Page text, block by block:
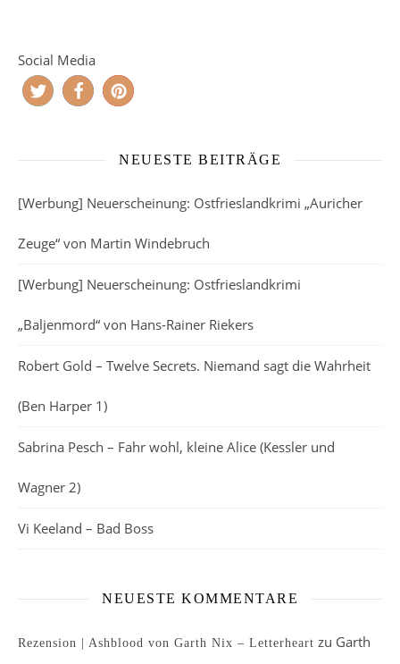
Social Media
NEUESTE BEITRÄGE
[Werbung] Neuerscheinung: Ostfrieslandkrimi „Auricher
Zeuge“ von Martin Windebruch
[Werbung] Neuerscheinung: Ostfrieslandkrimi
„Baljenmord“ von Hans-Rainer Riekers
Robert Gold – Twelve Secrets. Niemand sagt die Wahrheit
(Ben Harper 1)
Sabrina Pesch – Fahr wohl, kleine Alice (Kessler und
Wagner 2)
Vi Keeland – Bad Boss
NEUESTE KOMMENTARE
Rezension | Ashblood von Garth Nix – Letterheart zu Garth